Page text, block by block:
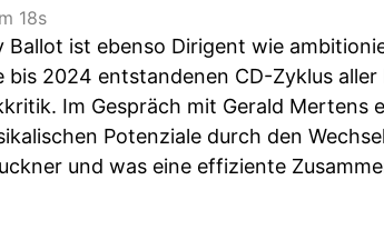
18s
Ballot ist ebenso Dirigent wie
bis 2024 entstandenen CD-Zyklus
Im Gespräch mit Gerald
Potenziale durch den
und was eine effiziente